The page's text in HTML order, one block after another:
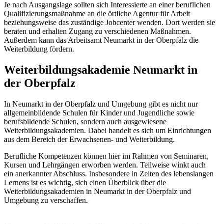
Je nach Ausgangslage sollten sich Interessierte an einer beruflichen
Qualifizierungsmaßnahme an die örtliche Agentur für Arbeit
beziehungsweise das zuständige Jobcenter wenden. Dort werden sie
beraten und erhalten Zugang zu verschiedenen Maßnahmen.
Außerdem kann das Arbeitsamt Neumarkt in der Oberpfalz die
Weiterbildung fördern.
Weiterbildungsakademie Neumarkt in
der Oberpfalz
In Neumarkt in der Oberpfalz und Umgebung gibt es nicht nur
allgemeinbildende Schulen für Kinder und Jugendliche sowie
berufsbildende Schulen, sondern auch ausgewiesene
Weiterbildungsakademien. Dabei handelt es sich um Einrichtungen
aus dem Bereich der Erwachsenen- und Weiterbildung.
Berufliche Kompetenzen können hier im Rahmen von Seminaren,
Kursen und Lehrgängen erworben werden. Teilweise winkt auch
ein anerkannter Abschluss. Insbesondere in Zeiten des lebenslangen
Lernens ist es wichtig, sich einen Überblick über die
Weiterbildungsakademien in Neumarkt in der Oberpfalz und
Umgebung zu verschaffen.